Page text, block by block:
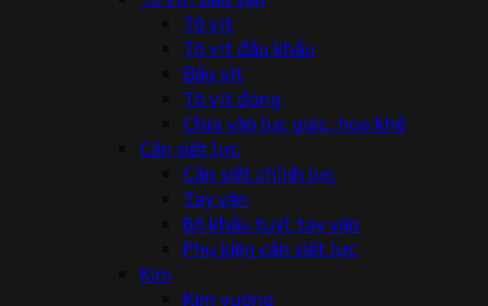
Tô vít
Tô vít đầu khẩu
Đầu vít
Tô vít đóng
Chìa vặn lục giác, hoa khế
Cần siết lực
Cần siết chỉnh lực
Tay vặn
Bộ khẩu tuýt tay vặn
Phụ kiện cần siết lực
Kìm
Kìm vuông